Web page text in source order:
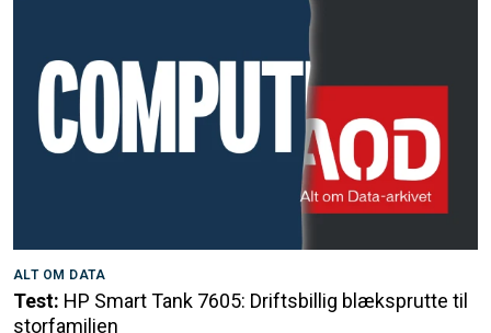
ALT OM DATA
Test: HP Smart Tank 7605: Driftsbillig blæksprutte til
storfamilien